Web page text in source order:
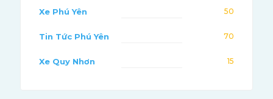
Xe Phú Yên 50
Tin Tức Phú Yên 70
Xe Quy Nhơn 15